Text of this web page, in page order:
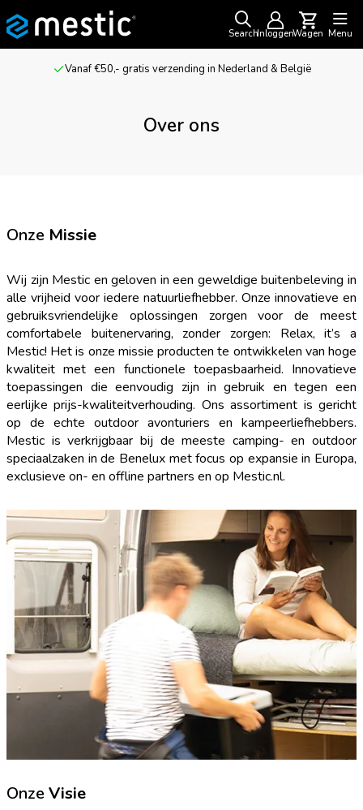
SearchInloggenWagen Menu
Vanaf €50,- gratis verzending in Nederland & België
Over ons
Onze Missie
Wij zijn Mestic en geloven in een geweldige buitenbeleving in
alle vrijheid voor iedere natuurliefhebber. Onze innovatieve en
gebruiksvriendelijke oplossingen zorgen voor de meest
comfortabele buitenervaring, zonder zorgen: Relax, it’s a
Mestic! Het is onze missie producten te ontwikkelen van hoge
kwaliteit met een functionele toepasbaarheid. Innovatieve
toepassingen die eenvoudig zijn in gebruik en tegen een
eerlijke prijs-kwaliteitverhouding. Ons assortiment is gericht
op de echte outdoor avonturiers en kampeerliefhebbers.
Mestic is verkrijgbaar bij de meeste camping- en outdoor
speciaalzaken in de Benelux met focus op expansie in Europa,
exclusieve on- en offline partners en op Mestic.nl.
Onze Visie